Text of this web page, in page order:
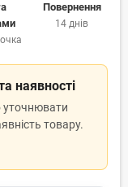
Повернення
14 днів
наявності
товару.